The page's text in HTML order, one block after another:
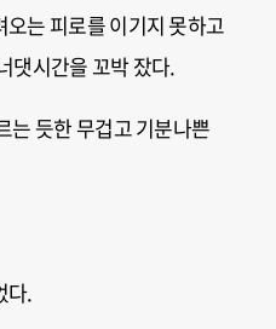
는 피로를 이기지 못하고
댓시간을 꼬박 잤다.
는 듯한 무겁고 기분나쁜
다.